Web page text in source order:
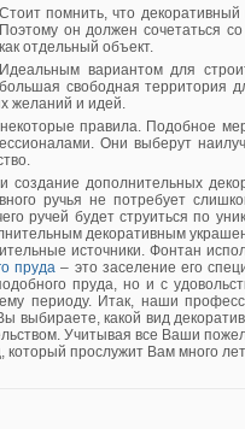
Стоит помнить, что
Поэтому он должен сочетаться
как отдельный объект.
Идеальным вариантом для
большая свободная территория
желаний и идей.
правила. Подобное
Они выберут
создание дополнительных
ручья не потребует
ручей будет струиться по
декоративным
источники. Фонтан
пруда – это заселение его
пруда, но и с
периоду. Итак, наши
какой вид
Учитывая все Ваши
прослужит Вам много